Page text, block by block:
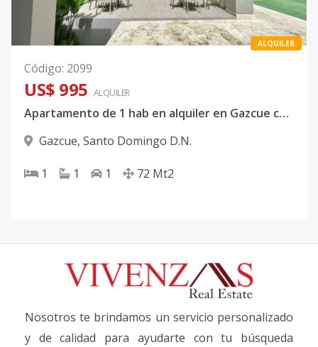
ALQUILER
Código: 2099
US$ 995 ALQUILER
Apartamento de 1 hab en alquiler en Gazcue con línea blanca y vista al mar
Gazcue, Santo Domingo D.N.
1 1 1 72 Mt2
Nosotros te brindamos un servicio personalizado
y de calidad para ayudarte con tu búsqueda